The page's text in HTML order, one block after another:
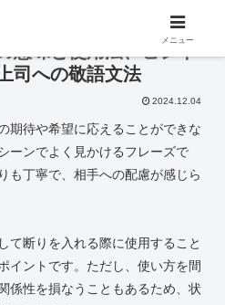
意味と使用法、ビジネ
司への敬語文法
2024.12.04
期待や希望に応えることができな
ーンでよく見かけるフレーズで
も丁寧で、相手への配慮が感じら
て断りを入れる際に使用すること
イントです。ただし、使い方を間
係性を損なうこともあるため、状
メニュー